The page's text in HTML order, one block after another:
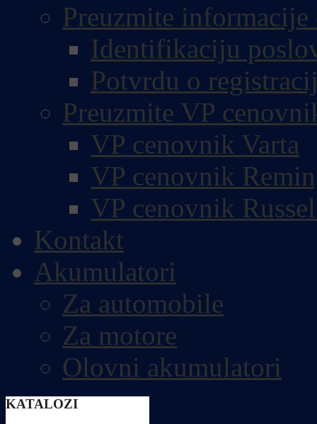
Preuzmite
Identifikaciju
Potvrdu o
Preuzmite VP
VP cenovnik Varta
VP cenovnik
VP cenovnik
Kontakt
Akumulatori
Za automobile
Za motore
Olovni akumulatori
KATALOZI